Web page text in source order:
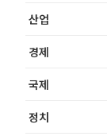
산업
경제
국제
정치